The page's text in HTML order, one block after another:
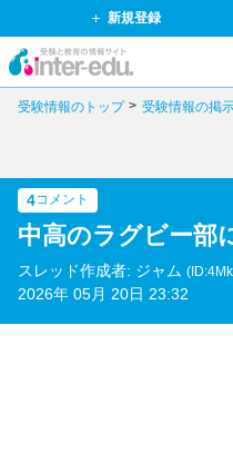
新規登録
受験情報のトップ 受験情報の掲
4コメント
中高のラグビー部
スレッド作成者: ジャム
2026年 05月 20日 23:32